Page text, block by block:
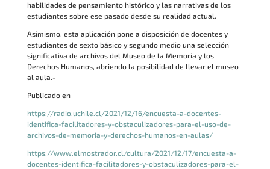
habilidades de pensamiento histórico y las narrativas de los
estudiantes sobre ese pasado desde su realidad actual.
Asimismo, esta aplicación pone a disposición de docentes y
estudiantes de sexto básico y segundo medio una selección
significativa de archivos del Museo de la Memoria y los
Derechos Humanos, abriendo la posibilidad de llevar el museo
al aula.-
Publicado en
https://radio.uchile.cl/2021/12/16/encuesta-a-docentes-
identifica-facilitadores-y-obstaculizadores-para-el-uso-de-
archivos-de-memoria-y-derechos-humanos-en-aulas/
https://www.elmostrador.cl/cultura/2021/12/17/encuesta-a-
docentes-identifica-facilitadores-y-obstaculizadores-para-el-